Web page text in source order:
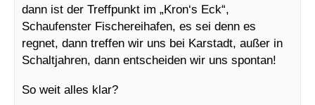
dann ist der Treffpunkt im „Kron‘s Eck“,
Schaufenster Fischereihafen, es sei denn es
regnet, dann treffen wir uns bei Karstadt, außer in
Schaltjahren, dann entscheiden wir uns spontan!
So weit alles klar?